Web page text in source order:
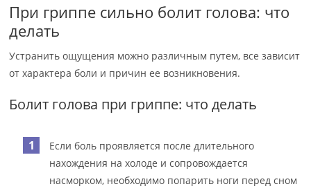
При гриппе сильно болит голова: что
делать
Устранить ощущения можно различным путем, все зависит
от характера боли и причин ее возникновения.
Болит голова при гриппе: что делать
Если боль проявляется после длительного
нахождения на холоде и сопровождается
насморком, необходимо попарить ноги перед сном